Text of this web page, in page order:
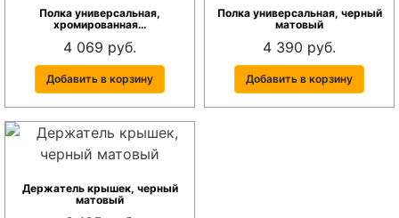
Полка универсальная,
хромированная…
4 069 руб.
Добавить в корзину
Полка универсальная, черный
матовый
4 390 руб.
Добавить в корзину
Держатель крышек, черный
матовый